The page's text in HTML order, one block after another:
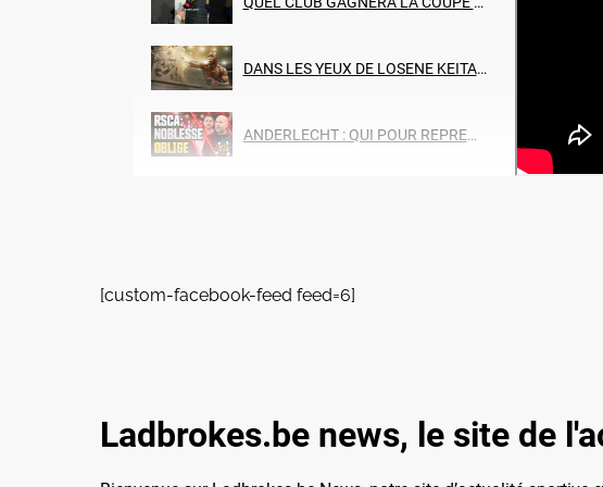
DANS LES YEUX DE LOSENE KEITA, EN ROUTE POUR LE MILLION ! (EPISODE 1)
ANDERLECHT : QUI POUR REPRENDRE LES RENES APRES BRIAN RIEMER ?
[custom-facebook-feed feed=6]
Ladbrokes.be news, le site de